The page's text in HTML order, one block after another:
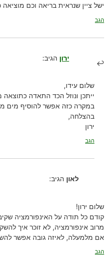
ישל ציין שנראית בריאה וכם
הגב
ירון הגיב:
שלום עידו,
ייתכן ונוזל הכד התאדה כתוצאה
במקרה כזה אפשר להוסיף מים
בהצלחה,
ירון
הגב
לאון הגיב:
שלום ירון!
קודם כל תודה על האינפורמציה
מרוב אינפורמציה, לא זוכר איך
אם מלמעלה, לאיזה גובה אפשר
הגב